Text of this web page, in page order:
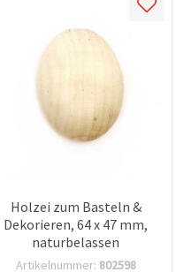
Holzei zum Basteln &
Dekorieren, 64 x 47 mm,
naturbelassen
Artikelnummer: 802598